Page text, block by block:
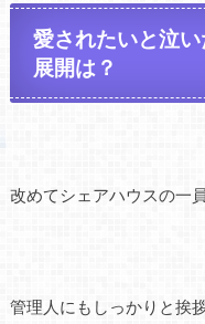
愛されたいと泣
展開は？
改めてシェアハウスの一
管理人にもしっかりと挨